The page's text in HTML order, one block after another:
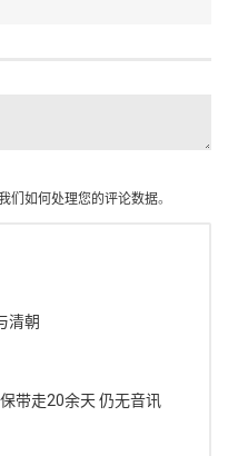
们如何处理您的评论数据。
清朝
带走20余天 仍无音讯